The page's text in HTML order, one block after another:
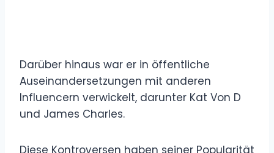
Darüber hinaus war er in öffentliche
Auseinandersetzungen mit anderen
Influencern verwickelt, darunter Kat Von D
und James Charles.
Diese Kontroversen haben seiner Popularität